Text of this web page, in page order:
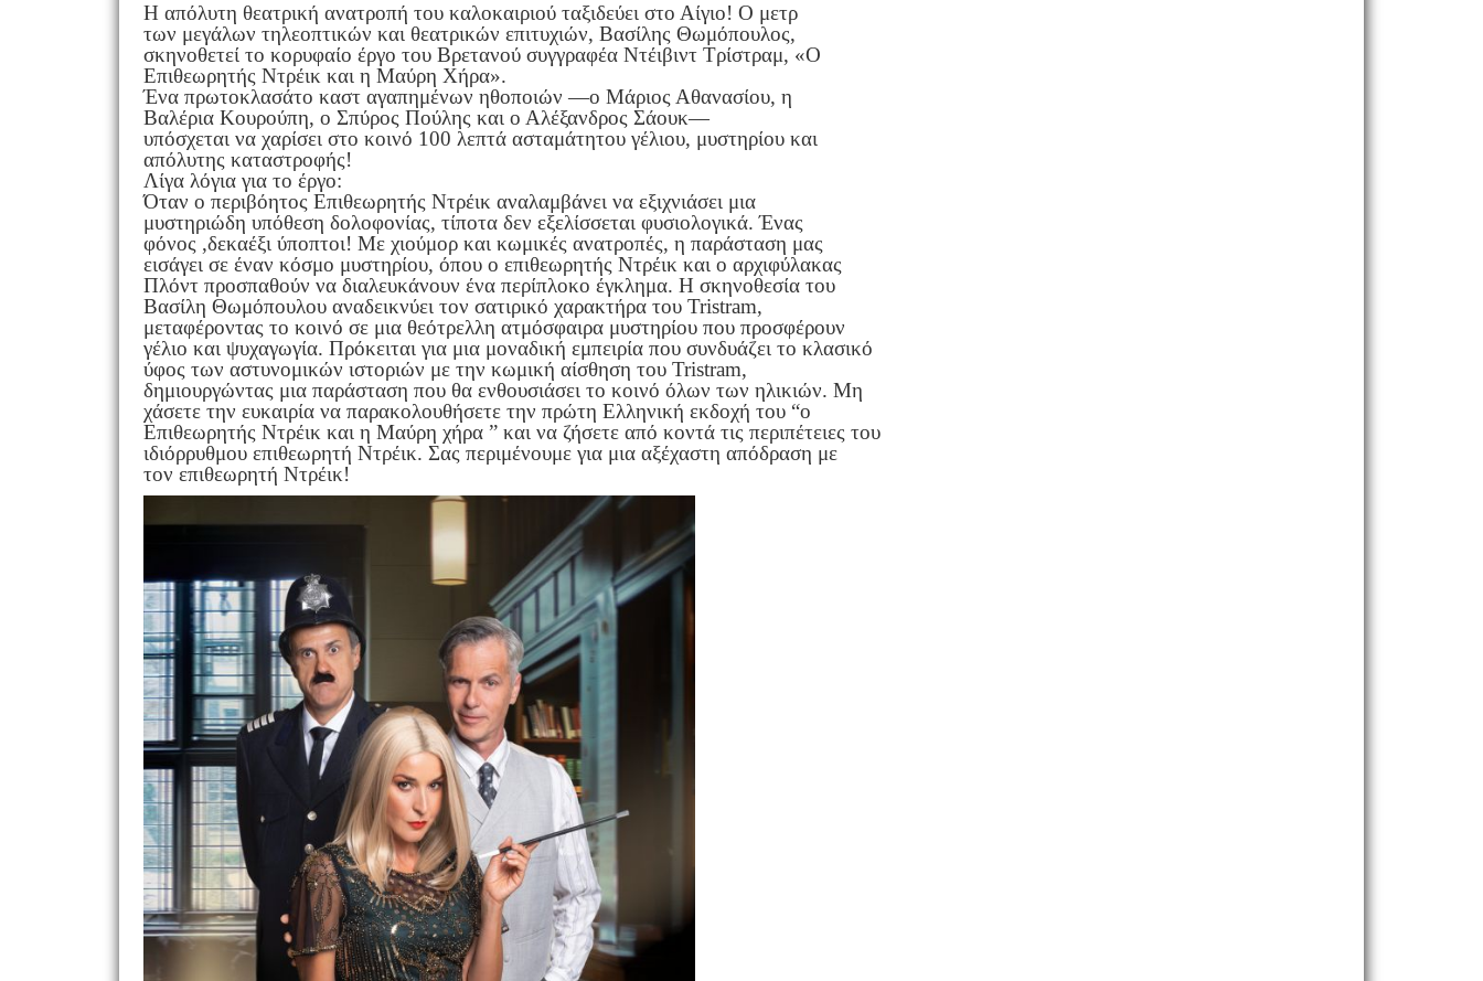
Η απόλυτη θεατρική ανατροπή του καλοκαιριού ταξιδεύει στο Αίγιο! Ο μετρ
των μεγάλων τηλεοπτικών και θεατρικών επιτυχιών, Βασίλης Θωμόπουλος,
σκηνοθετεί το κορυφαίο έργο του Βρετανού συγγραφέα Ντέιβιντ Τρίστραμ, «Ο
Επιθεωρητής Ντρέικ και η Μαύρη Χήρα».
Ένα πρωτοκλασάτο καστ αγαπημένων ηθοποιών —ο Μάριος Αθανασίου, η
Βαλέρια Κουρούπη, ο Σπύρος Πούλης και ο Αλέξανδρος Σάουκ—
υπόσχεται να χαρίσει στο κοινό 100 λεπτά ασταμάτητου γέλιου, μυστηρίου και
απόλυτης καταστροφής!
Λίγα λόγια για το έργο:
Όταν ο περιβόητος Επιθεωρητής Ντρέικ αναλαμβάνει να εξιχνιάσει μια
μυστηριώδη υπόθεση δολοφονίας, τίποτα δεν εξελίσσεται φυσιολογικά. Ένας
φόνος ,δεκαέξι ύποπτοι! Με χιούμορ και κωμικές ανατροπές, η παράσταση μας
εισάγει σε έναν κόσμο μυστηρίου, όπου ο επιθεωρητής Ντρέικ και ο αρχιφύλακας
Πλόντ προσπαθούν να διαλευκάνουν ένα περίπλοκο έγκλημα. Η σκηνοθεσία του
Βασίλη Θωμόπουλου αναδεικνύει τον σατιρικό χαρακτήρα του Tristram,
μεταφέροντας το κοινό σε μια θεότρελλη ατμόσφαιρα μυστηρίου που προσφέρουν
γέλιο και ψυχαγωγία. Πρόκειται για μια μοναδική εμπειρία που συνδυάζει το κλασικό
ύφος των αστυνομικών ιστοριών με την κωμική αίσθηση του Tristram,
δημιουργώντας μια παράσταση που θα ενθουσιάσει το κοινό όλων των ηλικιών. Μη
χάσετε την ευκαιρία να παρακολουθήσετε την πρώτη Ελληνική εκδοχή του “ο
Επιθεωρητής Ντρέικ και η Μαύρη χήρα ” και να ζήσετε από κοντά τις περιπέτειες του
ιδιόρρυθμου επιθεωρητή Ντρέικ. Σας περιμένουμε για μια αξέχαστη απόδραση με
τον επιθεωρητή Ντρέικ!